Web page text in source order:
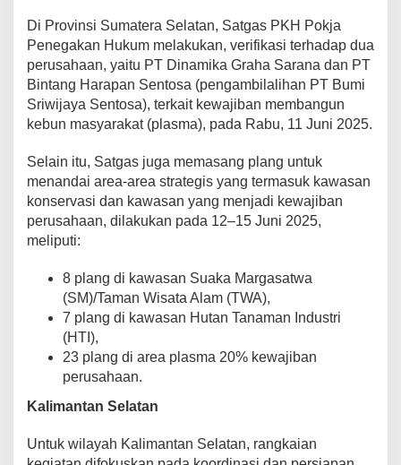
Di Provinsi Sumatera Selatan, Satgas PKH Pokja
Penegakan Hukum melakukan, verifikasi terhadap dua
perusahaan, yaitu PT Dinamika Graha Sarana dan PT
Bintang Harapan Sentosa (pengambilalihan PT Bumi
Sriwijaya Sentosa), terkait kewajiban membangun
kebun masyarakat (plasma), pada Rabu, 11 Juni 2025.
Selain itu, Satgas juga memasang plang untuk
menandai area-area strategis yang termasuk kawasan
konservasi dan kawasan yang menjadi kewajiban
perusahaan, dilakukan pada 12–15 Juni 2025,
meliputi:
8 plang di kawasan Suaka Margasatwa
(SM)/Taman Wisata Alam (TWA),
7 plang di kawasan Hutan Tanaman Industri
(HTI),
23 plang di area plasma 20% kewajiban
perusahaan.
Kalimantan Selatan
Untuk wilayah Kalimantan Selatan, rangkaian